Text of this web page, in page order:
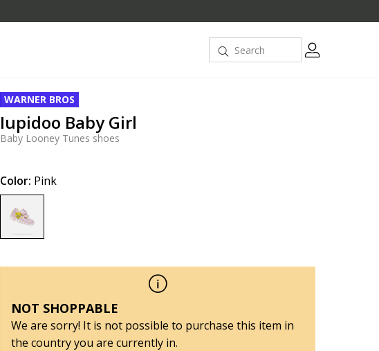
WARNER BROS
Iupidoo Baby Girl
Baby Looney Tunes shoes
Color: Pink
NOT SHOPPABLE
We are sorry! It is not possible to purchase this item in
the country you are currently in.